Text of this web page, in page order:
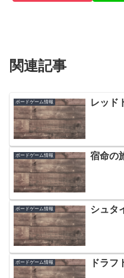
関連記事
ボードゲーム情報 レッド
ボードゲーム情報 宿命の
ボードゲーム情報 シュタ
ボードゲーム情報 ドラ